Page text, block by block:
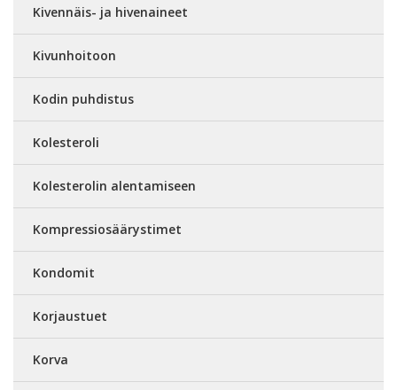
Kivennäis- ja hivenaineet
Kivunhoitoon
Kodin puhdistus
Kolesteroli
Kolesterolin alentamiseen
Kompressiosäärystimet
Kondomit
Korjaustuet
Korva